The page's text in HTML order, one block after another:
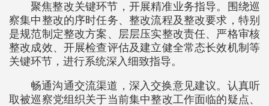
聚焦整改关键环节，开展精准业务指导。围绕巡
察集中整改的序时任务、整改流程及整改要求，特别
是规范制定整改方案、层层压实整改责任、严格审核
整改成效、开展检查评估及建立健全常态长效机制等
关键环节，进行系统深入细致指导。
畅通沟通交流渠道，深入交换意见建议。认真听
取被巡察党组织关于当前集中整改工作面临的疑点、